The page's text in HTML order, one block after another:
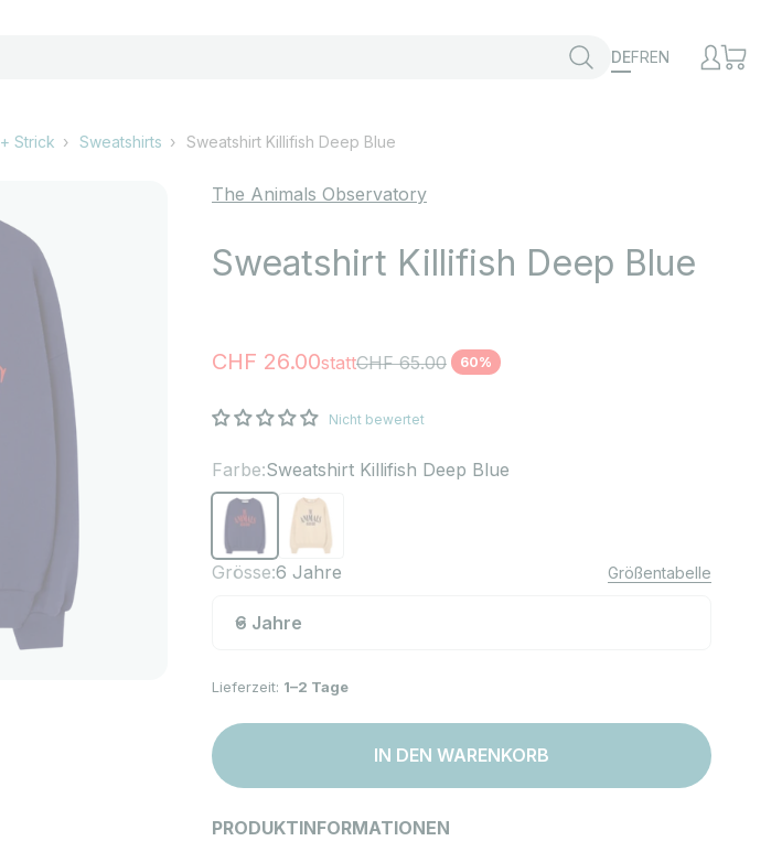
DEFREN
Strick Sweatshirts Sweatshirt Killifish Deep Blue
The Animals Observatory
Sweatshirt Killifish Deep Blue
Angebot
CHF 26.00stattRegulärer Preis
CHF 65.00 60%
Nicht bewertet
Farbe:Sweatshirt Killifish Deep Blue
Sweatshirt Killifish Deep Blue
Sweatshirt Killifish Soft Brown
Grösse:6 Jahre Größentabelle
6 Jahre
Lieferzeit: 1–2 Tage
IN DEN WARENKORB
PRODUKTINFORMATIONEN